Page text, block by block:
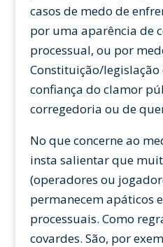
casos de medo de
por uma aparência de
processual, ou por
Constituição/
confiança do clamor
corregedoria ou de
No que concerne ao
insta salientar que
(operadores ou
permanecem apáticos
processuais. Como
covardes. São, por